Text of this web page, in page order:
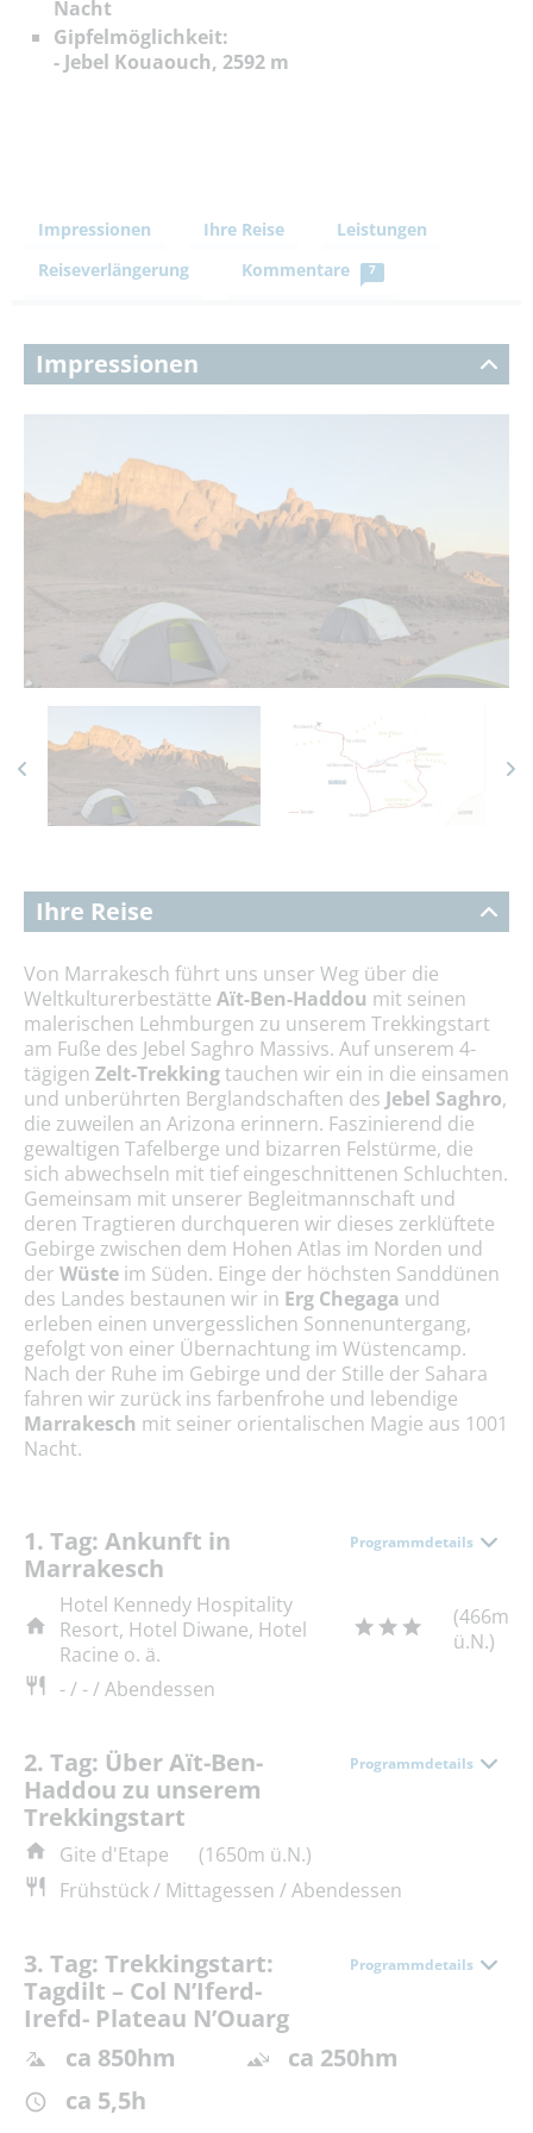
Nacht
Gipfelmöglichkeit:
- Jebel Kouaouch, 2592 m
Impressionen Ihre Reise
Leistungen
Reiseverlängerung
Kommentare 7
Impressionen
Ihre Reise
Von Marrakesch führt uns unser Weg über die
Weltkulturerbestätte Aït-Ben-Haddou mit seinen
malerischen Lehmburgen zu unserem Trekkingstart
am Fuße des Jebel Saghro Massivs. Auf unserem 4-
tägigen Zelt-Trekkingtauchen wir ein in die einsamen
und unberührten Berglandschaften des Jebel Saghro,
die zuweilen an Arizona erinnern. Faszinierend die
gewaltigen Tafelberge und bizarren Felstürme, die
sich abwechseln mit tief eingeschnittenen Schluchten.
Gemeinsam mit unserer Begleitmannschaft und
deren Tragtieren durchqueren wir dieses zerklüftete
Gebirge zwischen dem Hohen Atlas im Norden und
der Wüste im Süden. Einge der höchsten Sanddünen
des Landes bestaunen wir in Erg Chegaga und
erleben einen unvergesslichen Sonnenuntergang,
gefolgt von einer Übernachtung im Wüstencamp.
Nach der Ruhe im Gebirge und der Stille der Sahara
fahren wir zurück ins farbenfrohe und lebendige
Marrakesch mit seiner orientalischen Magie aus 1001
Nacht.
1. Tag: Ankunft in
Marrakesch
Programmdetails
Hotel Kennedy Hospitality
Resort, Hotel Diwane, Hotel
Racine o. ä.
(466m
ü.N.)
- / - / Abendessen
2. Tag: Über Aït-Ben-
Haddou zu unserem
Trekkingstart
Programmdetails
Gite d'Etape
(1650m ü.N.)
Frühstück / Mittagessen / Abendessen
3. Tag: Trekkingstart:
Tagdilt – Col N’Iferd-
Irefd- Plateau N’Ouarg
Programmdetails
ca 850hm
ca 250hm
ca 5,5h